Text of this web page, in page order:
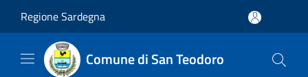
Regione Sardegna
Comune di San Teodoro